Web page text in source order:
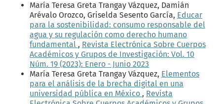
María Teresa Greta Trangay Vázquez, Damián
Arévalo Orozco, Griselda Sesento García, Educar
para la sostenibilidad: consumo responsable del
agua y su regulación como derecho humano
fundamental , Revista Electrónica Sobre Cuerpos
Académicos y Grupos de Investigación: Vol. 10
Núm. 19 (2023): Enero - Junio 2023
María Teresa Greta Trangay Vázquez, Elementos
para el análisis de la brecha digital en una
universidad pública en México , Revista